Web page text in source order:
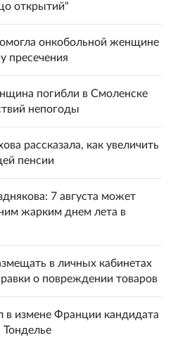
открытий"
онкобольной женщине
пресечения
погибли в Смоленске
непогоды
рассказала, как увеличить
пенсии
7 августа может
жарким днем лета в
в личных кабинетах
о повреждении товаров
в измене Франции кандидата
Тонделье